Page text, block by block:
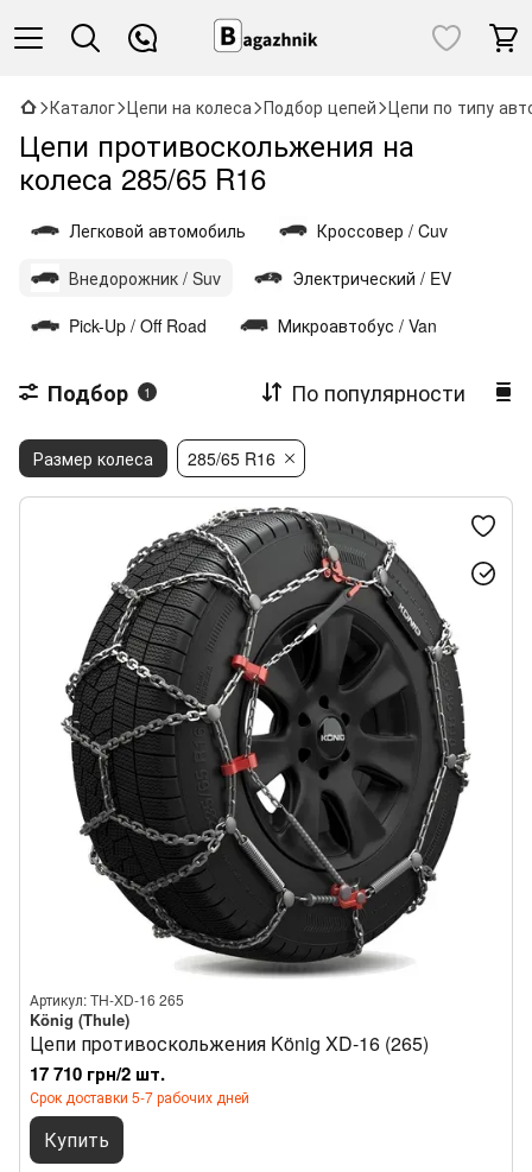
Каталог Цепи на колеса Подбор цепей Цепи по типу
Цепи противоскольжения на
колеса 285/65 R16
Легковой автомобиль
Кроссовер / Cuv
Внедорожник / Suv
Электрический / EV
Pick-Up / Off Road
Микроавтобус / Van
Подбор 1 По популярности
Размер колеса 285/65 R16
Артикул: TH-XD-16 265
König (Thule)
Цепи противоскольжения König XD-16 (265)
17 710 грн/2 шт.
Срок доставки 5-7 рабочих дней
Купить